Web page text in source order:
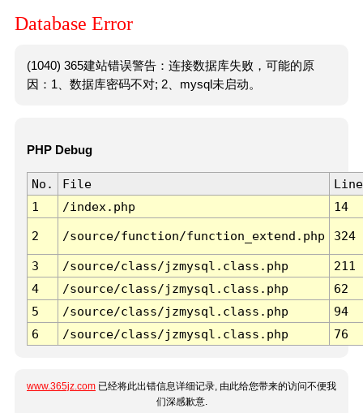
Database Error
(1040) 365建站错误警告：连接数据库失败，可能的原
因：1、数据库密码不对; 2、mysql未启动。
PHP Debug
No. File
Line
1
/index.php 14
2 /source/function/function_extend.php 324
3 /source/class/jzmysql.class.php
211
4
/source/class/jzmysql.class.php
62
5
/source/class/jzmysql.class.php
94
6
/source/class/jzmysql.class.php 76
www.365jz.com 已经将此出错信息详细记录, 由此给您带来的访问不便我
们深感歉意.